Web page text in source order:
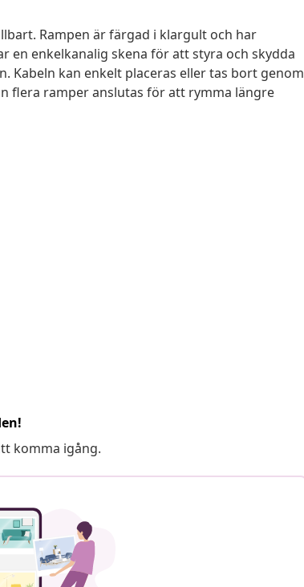
Rampen är färgad i klargult och har
en enkelkanalig skena för att styra och skydda
Kabeln kan enkelt placeras eller tas bort genom
flera ramper anslutas för att rymma längre
komma igång.